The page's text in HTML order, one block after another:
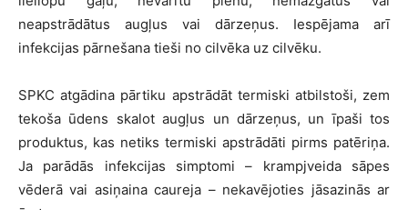
neapstrādātus augļus vai dārzeņus. Iespējama arī
infekcijas pārnešana tieši no cilvēka uz cilvēku.
SPKC atgādina pārtiku apstrādāt termiski atbilstoši, zem
tekoša ūdens skalot augļus un dārzeņus, un īpaši tos
produktus, kas netiks termiski apstrādāti pirms patēriņa.
Ja parādās infekcijas simptomi – krampjveida sāpes
vēderā vai asiņaina caureja – nekavējoties jāsazinās ar